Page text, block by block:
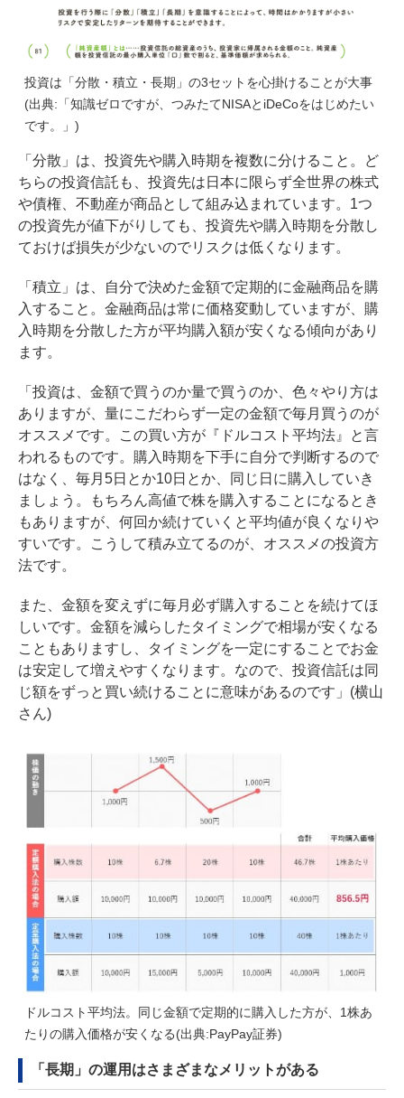
投資は「分散・積立・長期」の3セットを心掛けることが大事
(出典:「知識ゼロですが、つみたてNISAとiDeCoをはじめたい
です。」)
「分散」は、投資先や購入時期を複数に分けること。ど
ちらの投資信託も、投資先は日本に限らず全世界の株式
や債権、不動産が商品として組み込まれています。1つ
の投資先が値下がりしても、投資先や購入時期を分散し
ておけば損失が少ないのでリスクは低くなります。
「積立」は、自分で決めた金額で定期的に金融商品を購
入すること。金融商品は常に価格変動していますが、購
入時期を分散した方が平均購入額が安くなる傾向があり
ます。
「投資は、金額で買うのか量で買うのか、色々やり方は
ありますが、量にこだわらず一定の金額で毎月買うのが
オススメです。この買い方が『ドルコスト平均法』と言
われるものです。購入時期を下手に自分で判断するので
はなく、毎月5日とか10日とか、同じ日に購入していき
ましょう。もちろん高値で株を購入することになるとき
もありますが、何回か続けていくと平均値が良くなりや
すいです。こうして積み立てるのが、オススメの投資方
法です。
また、金額を変えずに毎月必ず購入することを続けてほ
しいです。金額を減らしたタイミングで相場が安くなる
こともありますし、タイミングを一定にすることでお金
は安定して増えやすくなります。なので、投資信託は同
じ額をずっと買い続けることに意味があるのです」(横山
さん)
ドルコスト平均法。同じ金額で定期的に購入した方が、1株あ
たりの購入価格が安くなる(出典:PayPay証券)
「長期」の運用はさまざまなメリットがある